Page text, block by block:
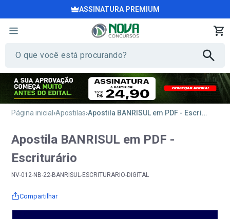
ASSINATURA PREMIUM
Página inicial Apostilas Apostila BANRISUL em PDF - Escriturário
Apostila BANRISUL em PDF -
Escriturário
NV-012-NB-22-BANRISUL-ESCRITURARIO-DIGITAL
Compartilhar